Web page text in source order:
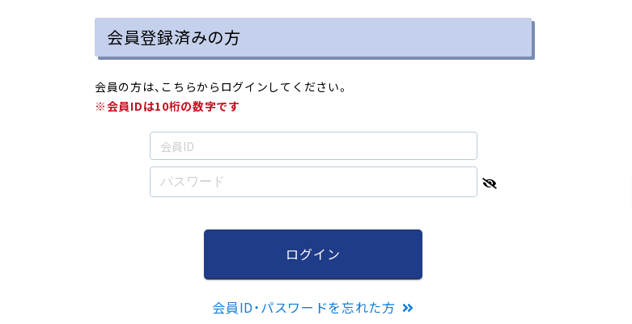
会員登録済みの方
会員の方は、こちらからログインしてください。
※会員IDは10桁の数字です
ログイン
会員ID・パスワードを忘れた方